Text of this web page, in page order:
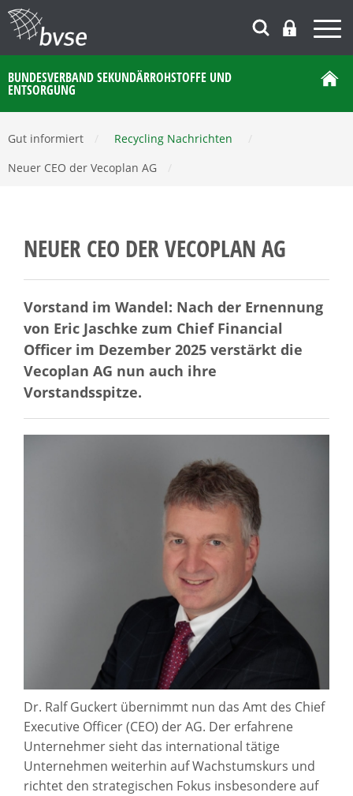
BUNDESVERBAND SEKUNDÄRROHSTOFFE UND
ENTSORGUNG
Gut informiert Recycling Nachrichten
Neuer CEO der Vecoplan AG
NEUER CEO DER VECOPLAN AG
Vorstand im Wandel: Nach der Ernennung
von Eric Jaschke zum Chief Financial
Officer im Dezember 2025 verstärkt die
Vecoplan AG nun auch ihre
Vorstandsspitze.
Dr. Ralf Guckert übernimmt nun das Amt des Chief
Executive Officer (CEO) der AG. Der erfahrene
Unternehmer sieht das international tätige
Unternehmen weiterhin auf Wachstumskurs und
richtet den strategischen Fokus insbesondere auf